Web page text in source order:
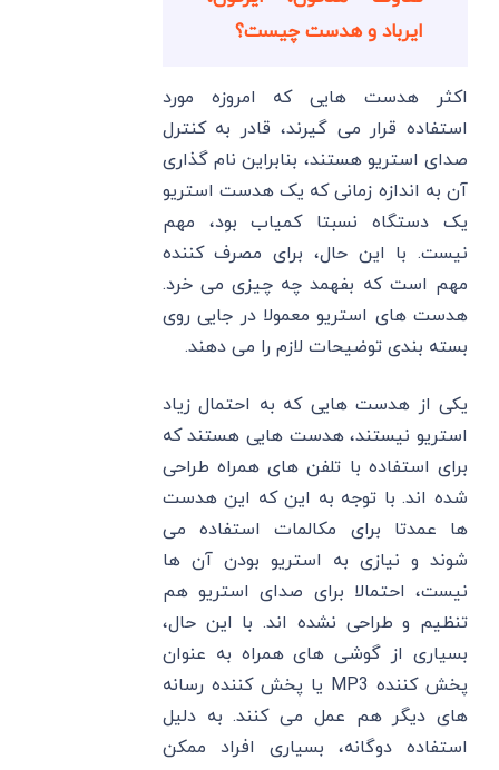
ایرباد و هدست چیست؟
اکثر هدست‌ هایی که امروزه مورد
استفاده قرار می ‌گیرند، قادر به کنترل
صدای استریو هستند، بنابراین نام گذاری
آن به اندازه زمانی که یک هدست استریو
یک دستگاه نسبتا کمیاب بود، مهم
نیست. با این حال، برای مصرف‌ کننده
مهم است که بفهمد چه چیزی می ‌خرد.
هدست های استریو معمولا در جایی روی
بسته ‌بندی توضیحات لازم را می دهند.
یکی از هدست هایی که به احتمال زیاد
استریو نیستند، هدست هایی هستند که
برای استفاده با تلفن های همراه طراحی
شده اند. با توجه به این که این هدست
ها عمدتا برای مکالمات استفاده می
شوند و نیازی به استریو بودن آن ها
نیست، احتمالا برای صدای استریو هم
تنظیم و طراحی نشده اند. با این حال،
بسیاری از گوشی های همراه به عنوان
پخش کننده MP3 یا پخش کننده رسانه
های دیگر هم عمل می کنند. به دلیل
استفاده دوگانه، بسیاری افراد ممکن